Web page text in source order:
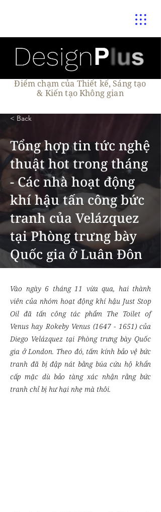
Điểm chạm của Thiết kế, Sáng tạo
& Kiến tạo Không gian
< Back
Tổng hợp tin tức nghệ
thuật hot trong tháng
- Các nhà hoạt động
khí hậu tấn công bức
tranh của Velázquez
tại Phòng trưng bày
Quốc gia ở Luân Đôn
Vào ngày 6 tháng 11 vừa qua, hai thành
viên của nhóm hoạt động khí hậu Just Stop
Oil đã tấn công tác phẩm The Toilet of
Venus hay Rokeby Venus (1647 - 1651)của
Diego Velázquez tại Phòng trưng bày Quốc
gia ở London. Theo đó, tấm kính bảo vệ bức
tranh đã bị đập nát bằng búa cứu hộ khẩn
cấp mặc dù bảo tàng xác nhận rằng bức
tranh chỉ bị hư hại nhẹ mà thôi.